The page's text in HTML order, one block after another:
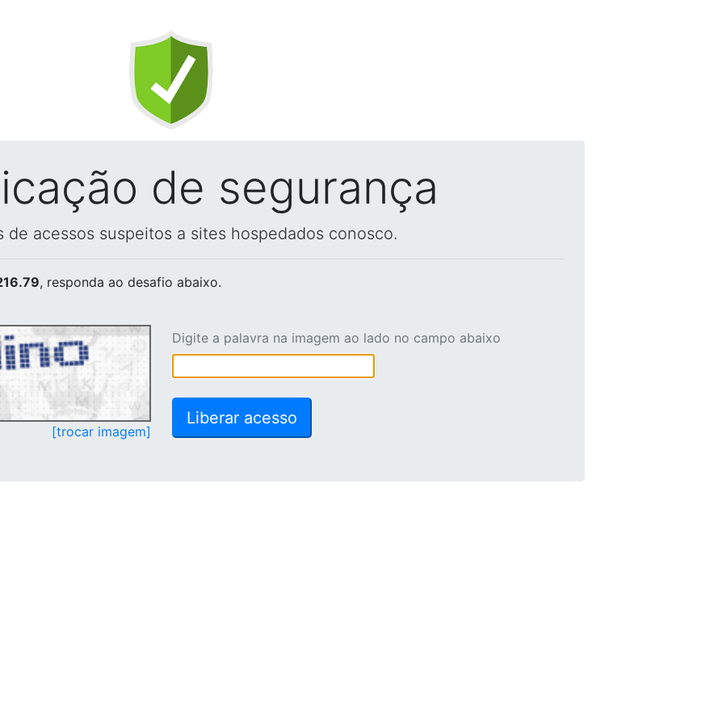
de segurança
acessos suspeitos a sites hospedados conosco.
, responda ao desafio abaixo.
[trocar imagem]
Digite a palavra na imagem ao lado no campo abaixo